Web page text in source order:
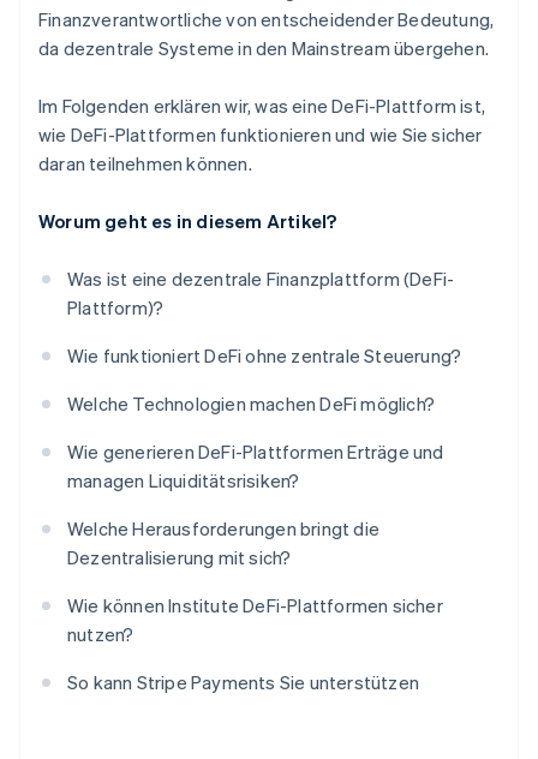
Finanzverantwortliche von entscheidender Bedeutung,
da dezentrale Systeme in den Mainstream übergehen.
Im Folgenden erklären wir, was eine DeFi-Plattform ist,
wie DeFi-Plattformen funktionieren und wie Sie sicher
daran teilnehmen können.
Worum geht es in diesem Artikel?
Was ist eine dezentrale Finanzplattform (DeFi-
Plattform)?
Wie funktioniert DeFi ohne zentrale Steuerung?
Welche Technologien machen DeFi möglich?
Wie generieren DeFi-Plattformen Erträge und
managen Liquiditätsrisiken?
Welche Herausforderungen bringt die
Dezentralisierung mit sich?
Wie können Institute DeFi-Plattformen sicher
nutzen?
So kann Stripe Payments Sie unterstützen